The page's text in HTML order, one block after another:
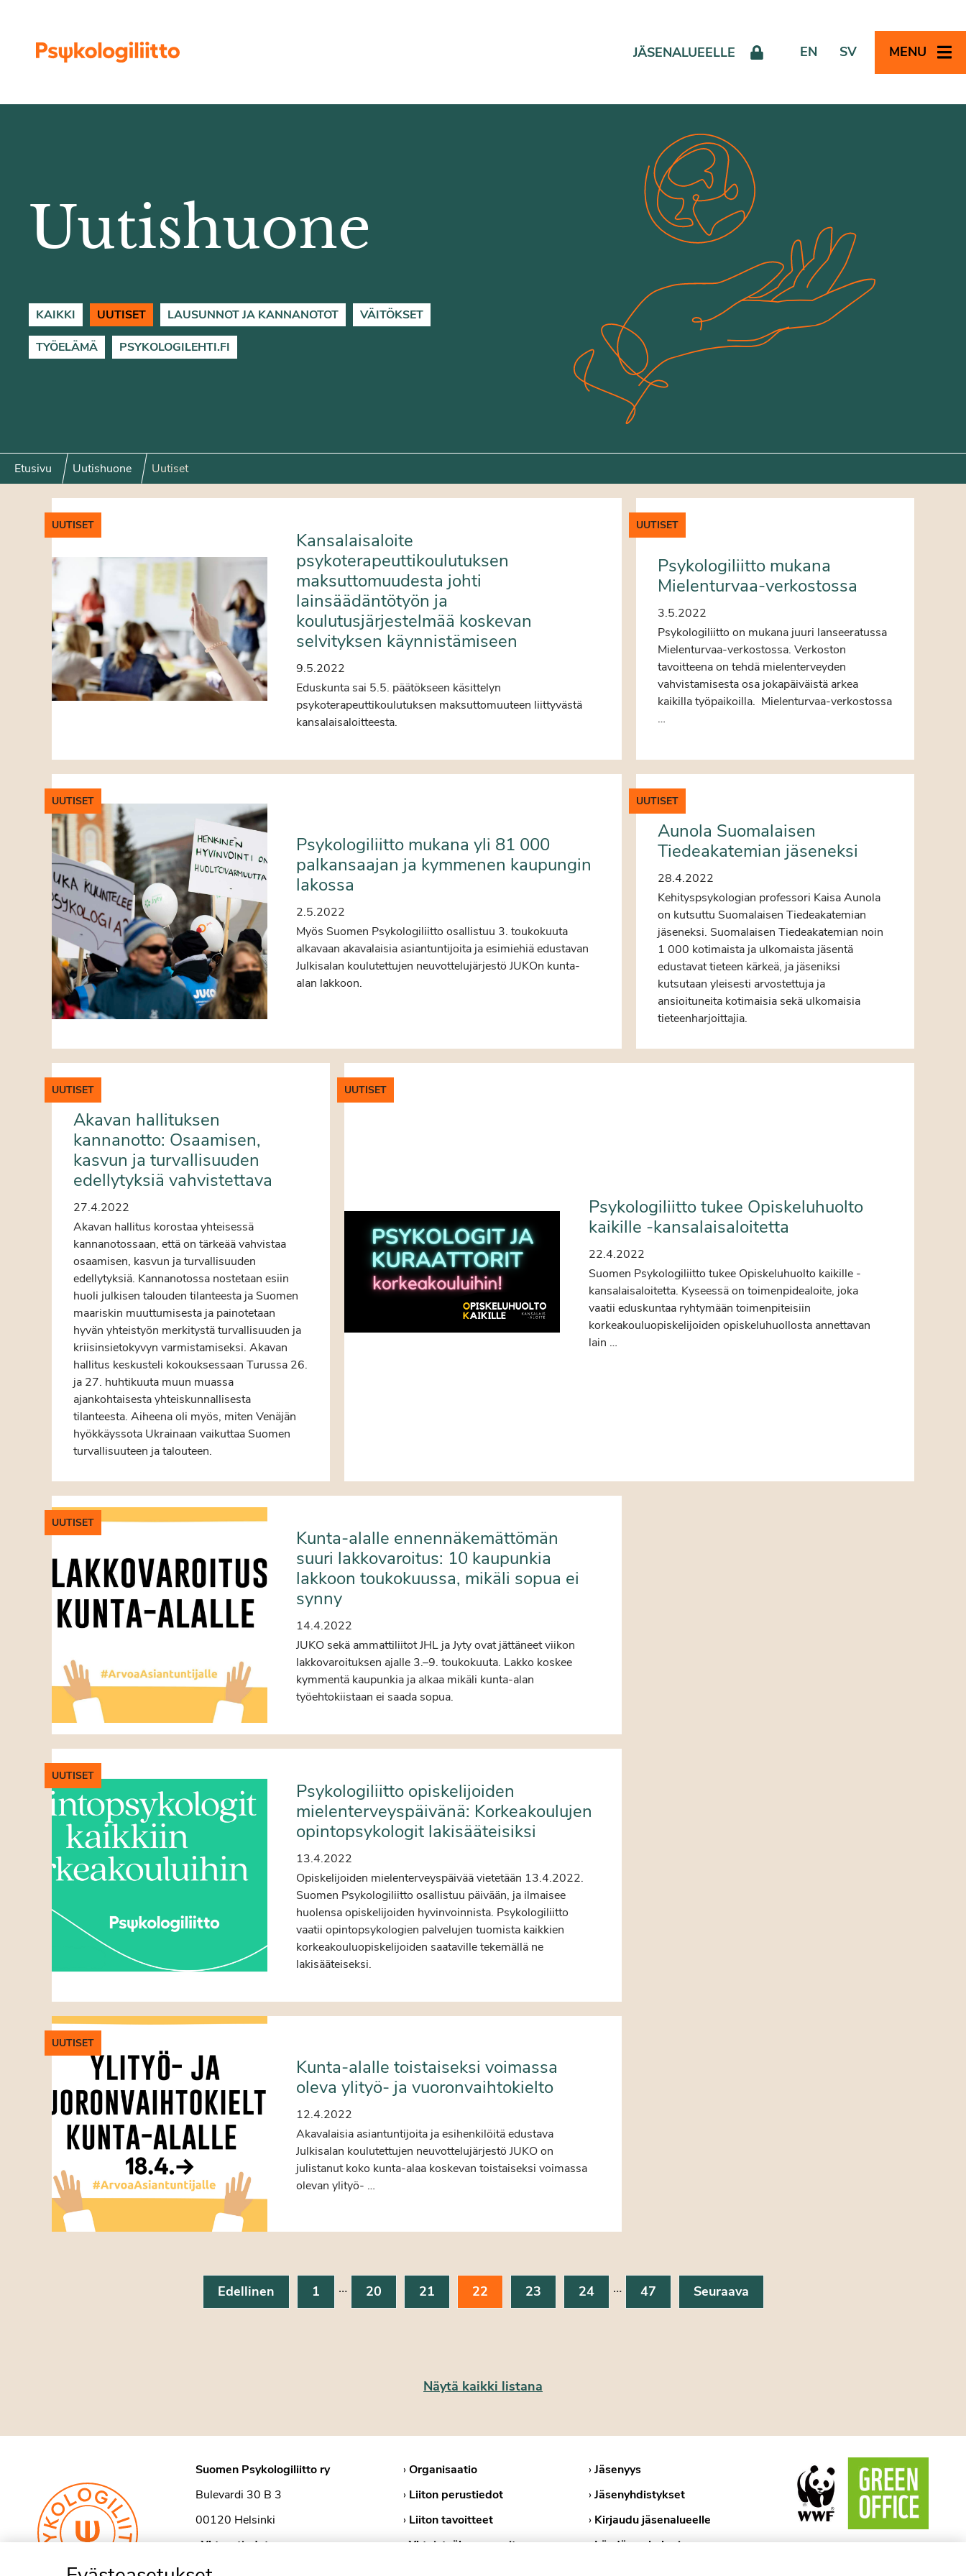
JÄSENALUEELLE EN SV MENU
Uutishuone
KAIKKI UUTISET LAUSUNNOT JA KANNANOTOT VÄITÖKSET
TYÖELÄMÄ PSYKOLOGILEHTI.FI
Etusivu Uutishuone Uutiset
UUTISET
Kansalaisaloite
psykoterapeuttikoulutuksen
maksuttomuudesta johti
lainsäädäntötyön ja
koulutusjärjestelmää koskevan
selvityksen käynnistämiseen
9.5.2022
Eduskunta sai 5.5. päätökseen käsittelyn
psykoterapeuttikoulutuksen maksuttomuuteen liittyvästä
kansalaisaloitteesta.
UUTISET
Psykologiliitto mukana
Mielenturvaa-verkostossa
3.5.2022
Psykologiliitto on mukana juuri lanseeratussa
Mielenturvaa-verkostossa. Verkoston
tavoitteena on tehdä mielenterveyden
vahvistamisesta osa jokapäiväistä arkea
kaikilla työpaikoilla. Mielenturvaa-verkostossa
…
UUTISET
Psykologiliitto mukana yli 81 000
palkansaajan ja kymmenen kaupungin
lakossa
2.5.2022
Myös Suomen Psykologiliitto osallistuu 3. toukokuuta
alkavaan akavalaisia asiantuntijoita ja esimiehiä edustavan
Julkisalan koulutettujen neuvottelujärjestö JUKOn kunta-
alan lakkoon.
UUTISET
Aunola Suomalaisen
Tiedeakatemian jäseneksi
28.4.2022
Kehityspsykologian professori Kaisa Aunola
on kutsuttu Suomalaisen Tiedeakatemian
jäseneksi. Suomalaisen Tiedeakatemian noin
1 000 kotimaista ja ulkomaista jäsentä
edustavat tieteen kärkeä, ja jäseniksi
kutsutaan yleisesti arvostettuja ja
ansioituneita kotimaisia sekä ulkomaisia
tieteenharjoittajia.
UUTISET
Akavan hallituksen
kannanotto: Osaamisen,
kasvun ja turvallisuuden
edellytyksiä vahvistettava
27.4.2022
Akavan hallitus korostaa yhteisessä
kannanotossaan, että on tärkeää vahvistaa
osaamisen, kasvun ja turvallisuuden
edellytyksiä. Kannanotossa nostetaan esiin
huoli julkisen talouden tilanteesta ja Suomen
maariskin muuttumisesta ja painotetaan
hyvän yhteistyön merkitystä turvallisuuden ja
kriisinsietokyvyn varmistamiseksi. Akavan
hallitus keskusteli kokouksessaan Turussa 26.
ja 27. huhtikuuta muun muassa
ajankohtaisesta yhteiskunnallisesta
tilanteesta. Aiheena oli myös, miten Venäjän
hyökkäyssota Ukrainaan vaikuttaa Suomen
turvallisuuteen ja talouteen.
UUTISET
Psykologiliitto tukee Opiskeluhuolto
kaikille -kansalaisaloitetta
22.4.2022
Suomen Psykologiliitto tukee Opiskeluhuolto kaikille -
kansalaisaloitetta. Kyseessä on toimenpidealoite, joka
vaatii eduskuntaa ryhtymään toimenpiteisiin
korkeakouluopiskelijoiden opiskeluhuollosta annettavan
lain …
UUTISET
Kunta-alalle ennennäkemättömän
suuri lakkovaroitus: 10 kaupunkia
lakkoon toukokuussa, mikäli sopua ei
synny
14.4.2022
JUKO sekä ammattiliitot JHL ja Jyty ovat jättäneet viikon
lakkovaroituksen ajalle 3.–9. toukokuuta. Lakko koskee
kymmentä kaupunkia ja alkaa mikäli kunta-alan
työehtokiistaan ei saada sopua.
UUTISET
Psykologiliitto opiskelijoiden
mielenterveyspäivänä: Korkeakoulujen
opintopsykologit lakisääteisiksi
13.4.2022
Opiskelijoiden mielenterveyspäivää vietetään 13.4.2022.
Suomen Psykologiliitto osallistuu päivään, ja ilmaisee
huolensa opiskelijoiden hyvinvoinnista. Psykologiliitto
vaatii opintopsykologien palvelujen tuomista kaikkien
korkeakouluopiskelijoiden saataville tekemällä ne
lakisääteiseksi.
UUTISET
Kunta-alalle toistaiseksi voimassa
oleva ylityö- ja vuoronvaihtokielto
12.4.2022
Akavalaisia asiantuntijoita ja esihenkilöitä edustava
Julkisalan koulutettujen neuvottelujärjestö JUKO on
julistanut koko kunta-alaa koskevan toistaiseksi voimassa
olevan ylityö- …
Edellinen 1 … 20 21 22 23 24 … 47 Seuraava
Näytä kaikki listana
Suomen Psykologiliitto ry
Bulevardi 30 B 3
00120 Helsinki
›Yhteystiedot
›Organisaatio
› Liiton perustiedot
› Liiton tavoitteet
›Yhteistyökumppanit
›Jäsenyys
›Jäsenyhdistykset
› Kirjaudu jäsenalueelle
›Löydä psykologi